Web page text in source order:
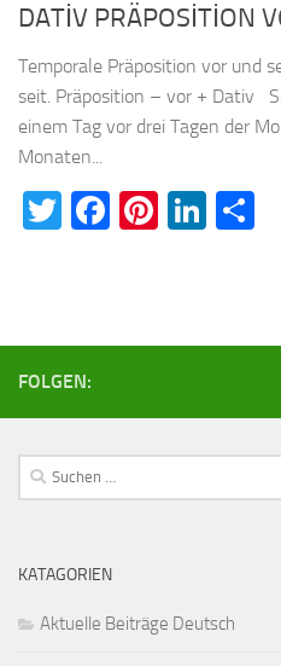
DATİV PRÄPOSİTİON
Temporale Präposition vor und
seit. Präposition – vor + Dativ
einem Tag vor drei Tagen der
Monaten...
Twitter
Facebook
FOLGEN:
Suchen
nach:
KATAGORIEN
Aktuelle Beiträge Deutsch